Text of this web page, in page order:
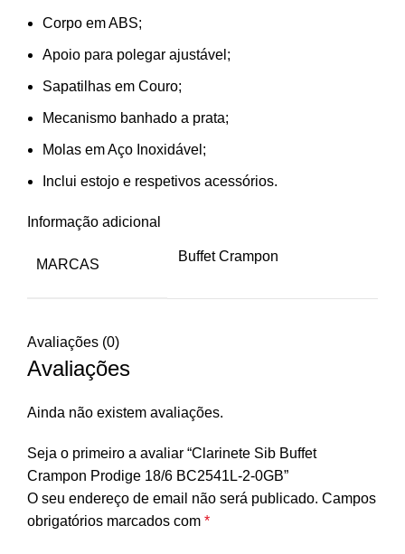
Corpo em ABS;
Apoio para polegar ajustável;
Sapatilhas em Couro;
Mecanismo banhado a prata;
Molas em Aço Inoxidável;
Inclui estojo e respetivos acessórios.
Informação adicional
MARCAS
Buffet Crampon
Avaliações (0)
Avaliações
Ainda não existem avaliações.
Seja o primeiro a avaliar “Clarinete Sib Buffet
Crampon Prodige 18/6 BC2541L-2-0GB”
O seu endereço de email não será publicado. Campos
obrigatórios marcados com *